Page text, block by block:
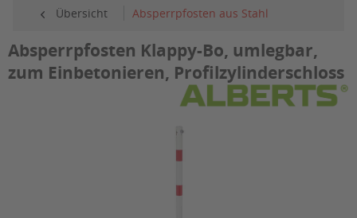
Übersicht Absperrpfosten aus Stahl
Absperrpfosten Klappy-Bo, umlegbar,
zum Einbetonieren, Profilzylinderschloss